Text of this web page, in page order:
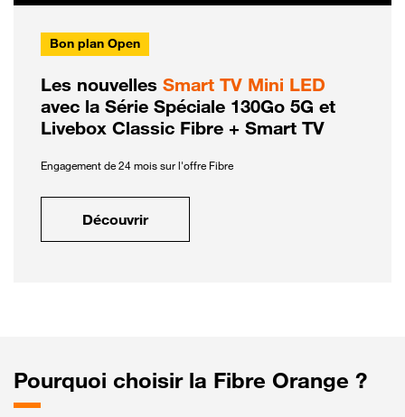
Bon plan Open
Les nouvelles Smart TV Mini LED
avec la Série Spéciale 130Go 5G et
Livebox Classic Fibre + Smart TV
Engagement de 24 mois sur l'offre Fibre
Découvrir
Pourquoi choisir la Fibre Orange ?